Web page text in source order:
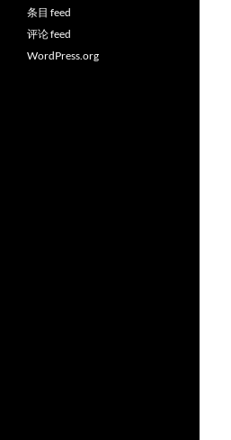
条目 feed
评论 feed
WordPress.org